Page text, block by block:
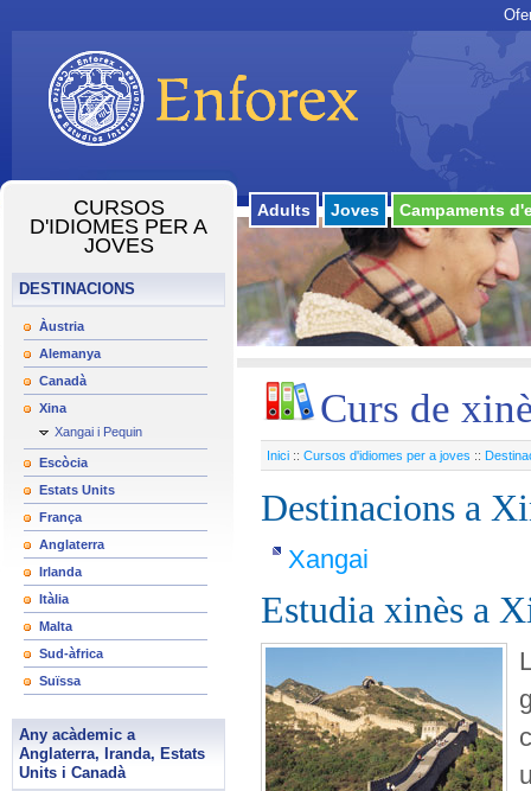
Adults Joves Campaments
CURSOS
D'IDIOMES PER A
JOVES
DESTINACIONS
Àustria
Alemanya
Canadà
Xina
Xangai i Pequin
Escòcia
Estats Units
França
Anglaterra
Irlanda
Itàlia
Malta
Sud-àfrica
Suïssa
Any acàdemic a
Anglaterra, Iranda, Estats
Units i Canadà
Curs de
Inici :: Cursos d'idiomes per a joves ::
Destinacions a
Xangai
Estudia xinès a